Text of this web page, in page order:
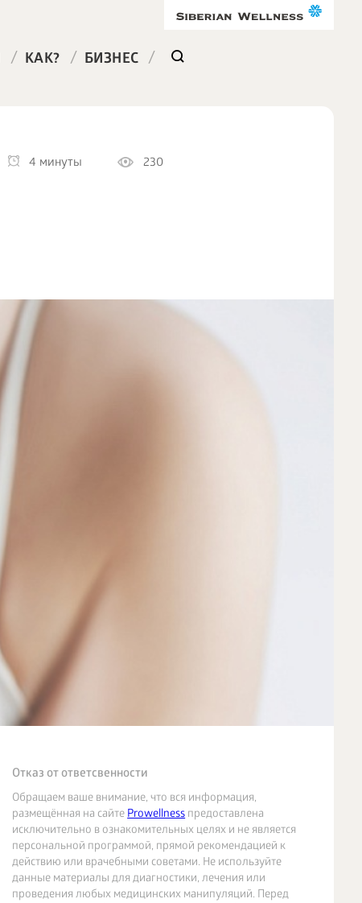
/ КАК? / БИЗНЕС /
4 минуты 230
Отказ от ответсвенности
Обращаем ваше внимание, что вся информация,
размещённая на сайтеProwellnessпредоставлена
исключительно в ознакомительных целях и не является
персональной программой, прямой рекомендацией к
действию или врачебными советами. Не используйте
данные материалы для диагностики, лечения или
проведения любых медицинских манипуляций. Перед